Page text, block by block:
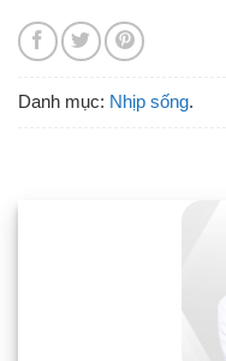
Danh mục: Nhịp sống.